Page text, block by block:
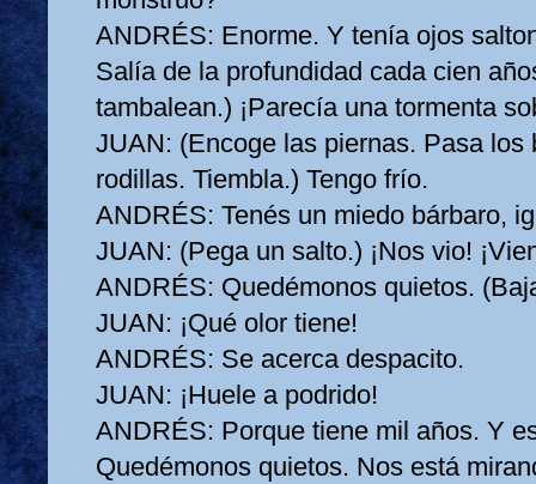
ANDRÉS: Enorme. Y tenía ojos
Salía de la profundidad cada cien
tambalean.) ¡Parecía una tormenta
JUAN: (Encoge las piernas. Pasa los
rodillas. Tiembla.) Tengo frío.
ANDRÉS: Tenés un miedo bárbaro,
JUAN: (Pega un salto.) ¡Nos vio!
ANDRÉS: Quedémonos quietos.
JUAN: ¡Qué olor tiene!
ANDRÉS: Se acerca despacito.
JUAN: ¡Huele a podrido!
ANDRÉS: Porque tiene mil años. Y
Quedémonos quietos. Nos está